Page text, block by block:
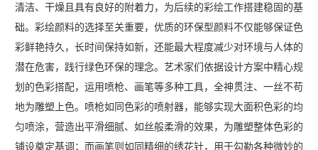
清洁、干燥且具有良好的附着力，为后续的彩绘工作搭建稳固的基
础。彩绘颜料的选择至关重要，优质的环保型颜料不仅能够保证色
彩鲜艳持久，长时间保持如新，还能最大程度减少对环境与人体的
潜在危害，践行绿色环保的理念。艺术家们依据设计方案中精心规
划的色彩搭配，运用喷枪、画笔等多种工具，全神贯注、一丝不苟
地为雕塑上色。喷枪如同色彩的喷射器，能够实现大面积色彩的均
匀喷涂，营造出平滑细腻、如丝般柔滑的效果，为雕塑整体色彩的
铺设奠定基调；而画笔则如同精细的绣花针，用于勾勒各种微妙的